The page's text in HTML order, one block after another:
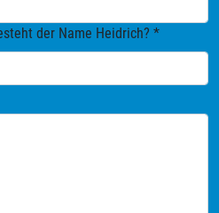
der Name Heidrich? *